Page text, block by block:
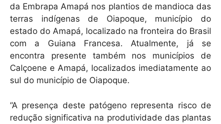
da Embrapa Amapá nos plantios de mandioca das
terras indígenas de Oiapoque, município do
estado do Amapá, localizado na fronteira do Brasil
com a Guiana Francesa. Atualmente, já se
encontra presente também nos municípios de
Calçoene e Amapá, localizados imediatamente ao
sul do município de Oiapoque.
“A presença deste patógeno representa risco de
redução significativa na produtividade das plantas